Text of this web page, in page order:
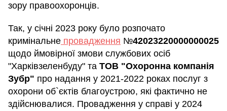
зору правоохоронців.
Так, у січні 2023 року було розпочато
кримінальне провадження №42023220000000025
щодо ймовірної змови службових осіб
"Харківзеленбуду" та ТОВ "Охоронна компанія
Зубр" про надання у 2021-2022 роках послуг з
охорони об`єктів благоустрою, які фактично не
здійснювалися. Провадження у справі у 2024